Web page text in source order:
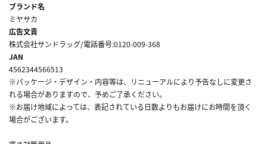
ブランド名
ミヤサカ
広告文責
株式会社サンドラッグ/電話番号:0120-009-368
JAN
4562344566513
※パッケージ・デザイン・内容等は、リニューアルにより予告なしに変更さ
れる場合がありますので、予めご了承ください。
※お届け地域によっては、表記されている日数よりもお届けにお時間を頂く
場合がございます。